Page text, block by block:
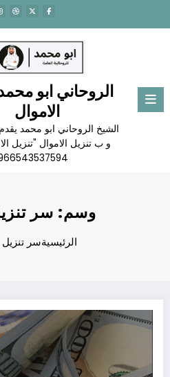
المحتوى
الروحاني ابو
الاموال
الشيخ الروحاني ابو محمد
و ب تنزيل الاموال "تنزيل
وسم: سر
الرئيسيةسر تنزيل
تنزيل الاموال بالدولار الاسترليني